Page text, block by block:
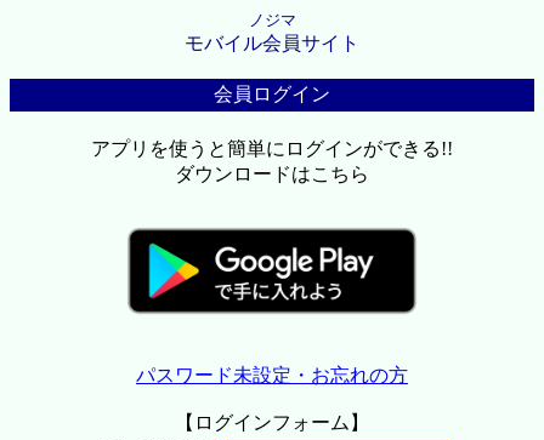
ノジマ
モバイル会員サイト
会員ログイン
アプリを使うと簡単にログインができる!!
ダウンロードはこちら
パスワード未設定・お忘れの方
【ログインフォーム】